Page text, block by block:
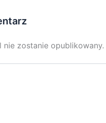
nie zostanie opublikowany.